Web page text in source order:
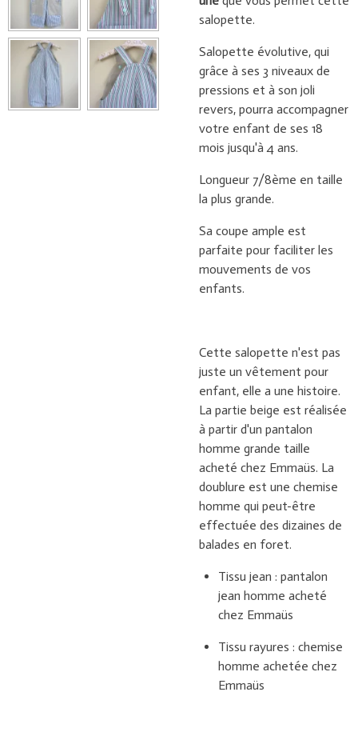
salopette.
Salopette évolutive, qui
grâce à ses 3 niveaux de
pressions et à son joli
revers, pourra accompagner
votre enfant de ses 18
mois jusqu'à 4 ans.
Longueur 7/8ème en taille
la plus grande.
Sa coupe ample est
parfaite pour faciliter les
mouvements de vos
enfants.
Cette salopette n'est pas
juste un vêtement pour
enfant, elle a une histoire.
La partie beige est réalisée
à partir d'un pantalon
homme grande taille
acheté chez Emmaüs. La
doublure est une chemise
homme qui peut-être
effectuée des dizaines de
balades en foret.
Tissu jean : pantalon
jean homme acheté
chez Emmaüs
Tissu rayures : chemise
homme achetée chez
Emmaüs